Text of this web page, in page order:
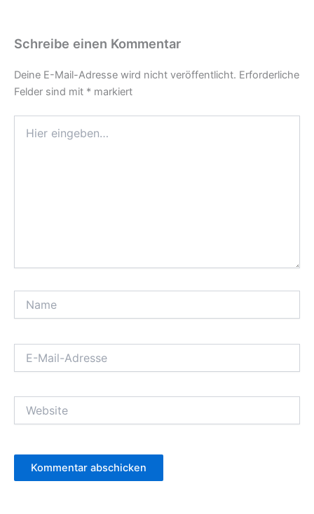
Schreibe einen Kommentar
Deine E-Mail-Adresse wird nicht veröffentlicht. Erforderliche
Felder sind mit * markiert
eingeben…
Mail-